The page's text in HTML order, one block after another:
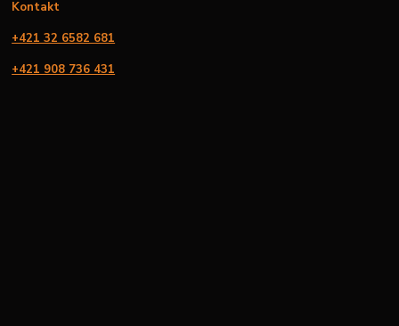
Kontakt
+421 32 6582 681
+421 908 736 431